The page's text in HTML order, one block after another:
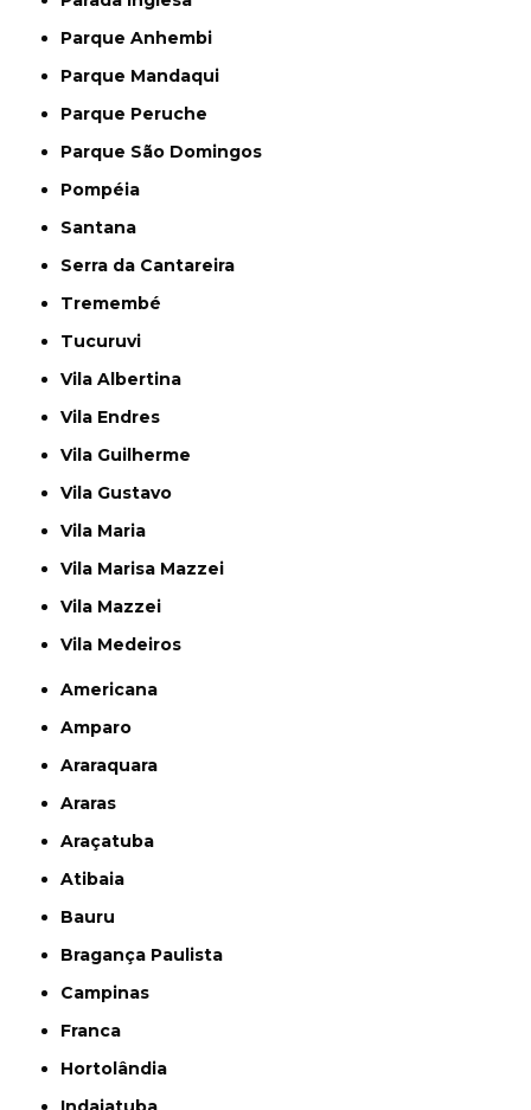
Parque Anhembi
Parque Mandaqui
Parque Peruche
Parque São Domingos
Pompéia
Santana
Serra da Cantareira
Tremembé
Tucuruvi
Vila Albertina
Vila Endres
Vila Guilherme
Vila Gustavo
Vila Maria
Vila Marisa Mazzei
Vila Mazzei
Vila Medeiros
Americana
Amparo
Araraquara
Araras
Araçatuba
Atibaia
Bauru
Bragança Paulista
Campinas
Franca
Hortolândia